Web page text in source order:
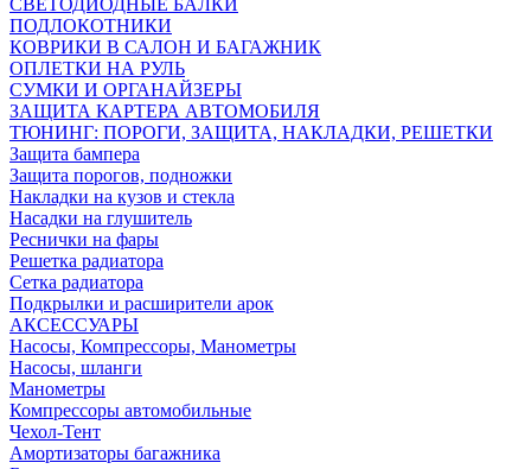
СВЕТОДИОДНЫЕ БАЛКИ
ПОДЛОКОТНИКИ
КОВРИКИ В САЛОН И БАГАЖНИК
ОПЛЕТКИ НА РУЛЬ
СУМКИ И ОРГАНАЙЗЕРЫ
ЗАЩИТА КАРТЕРА АВТОМОБИЛЯ
ТЮНИНГ: ПОРОГИ, ЗАЩИТА, НАКЛАДКИ, РЕШЕТКИ
Защита бампера
Защита порогов, подножки
Накладки на кузов и стекла
Насадки на глушитель
Реснички на фары
Решетка радиатора
Сетка радиатора
Подкрылки и расширители арок
АКСЕССУАРЫ
Насосы, Компрессоры, Манометры
Насосы, шланги
Манометры
Компрессоры автомобильные
Чехол-Тент
Амортизаторы багажника